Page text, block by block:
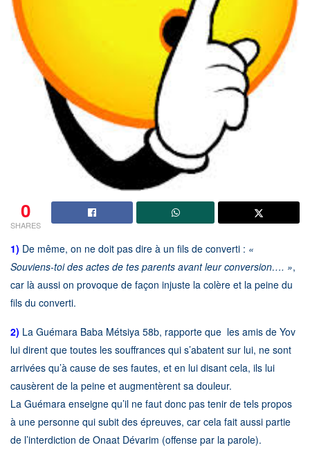
0
SHARES
1) De même, on ne doit pas dire à un fils de converti : «
Souviens-toi des actes de tes parents avant leur conversion…. »,
car là aussi on provoque de façon injuste la colère et la peine du
fils du converti.
2) La Guémara Baba Métsiya 58b, rapporte que les amis de Yov
lui dirent que toutes les souffrances qui s’abatent sur lui, ne sont
arrivées qu’à cause de ses fautes, et en lui disant cela, ils lui
causèrent de la peine et augmentèrent sa douleur.
La Guémara enseigne qu’il ne faut donc pas tenir de tels propos
à une personne qui subit des épreuves, car cela fait aussi partie
de l’interdiction de Onaat Dévarim (offense par la parole).